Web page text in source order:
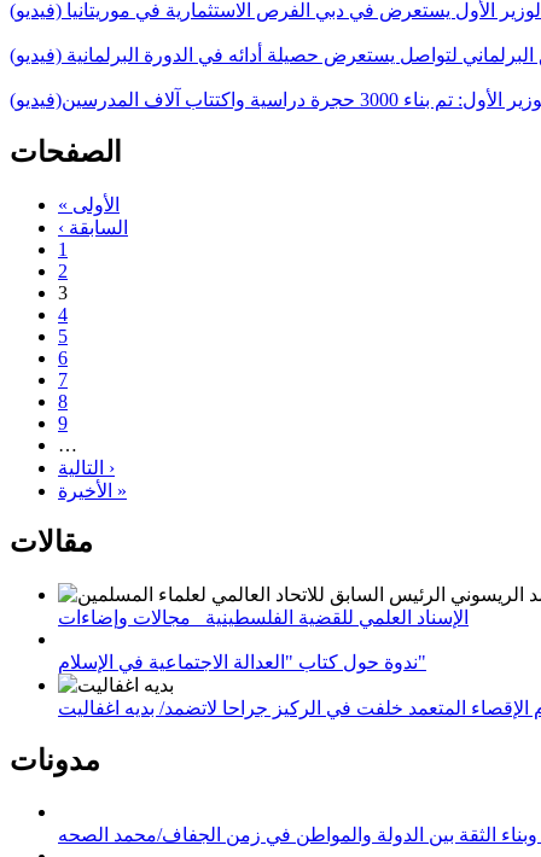
الوزير الأول يستعرض في دبي الفرص الاستثمارية في موريتانيا (فيديو)
البرلماني لتواصل يستعرض حصيلة أدائه في الدورة البرلمانية (فيديو)
الأول: تم بناء 3000 حجرة دراسية واكتتاب آلاف المدرسين(فيديو)
الصفحات
« الأولى
‹ السابقة
1
2
3
4
5
6
7
8
9
…
التالية ›
الأخيرة »
مقالات
الإسناد العلمي للقضية الفلسطينية_ مجالات وإضاءات
ندوة حول كتاب "العدالة الاجتماعية في الإسلام"
المتعمد خلفت في الركيز جراحا لاتضمد/ بديه اغفاليت
مدونات
الثقة بين الدولة والمواطن في زمن الجفاف/محمد الصحه